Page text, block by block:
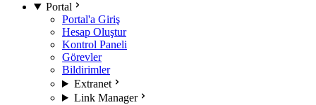
Portal
Portal'a Giriş
Hesap Oluştur
Kontrol Paneli
Görevler
Bildirimler
Extranet
Link Manager